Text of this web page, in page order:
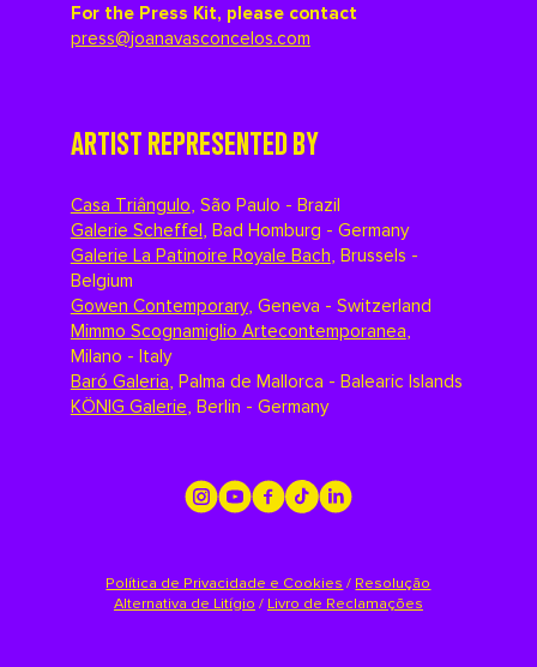
For the Press Kit, please contact
press@joanavasconcelos.com
ARTIST REPRESENTED BY
Casa Triângulo, São Paulo - Brazil
Galerie Scheffel, Bad Homburg - Germany
Galerie La Patinoire Royale Bach, Brussels -
Belgium
Gowen Contemporary, Geneva - Switzerland
Mimmo Scognamiglio Artecontemporanea,
Milano - Italy
Baró Galeria, Palma de Mallorca - Balearic Islands
KÖNIG Galerie, Berlin - Germany
Política de Privacidade e Cookies / Resolução
Alternativa de Litígio / Livro de Reclamações